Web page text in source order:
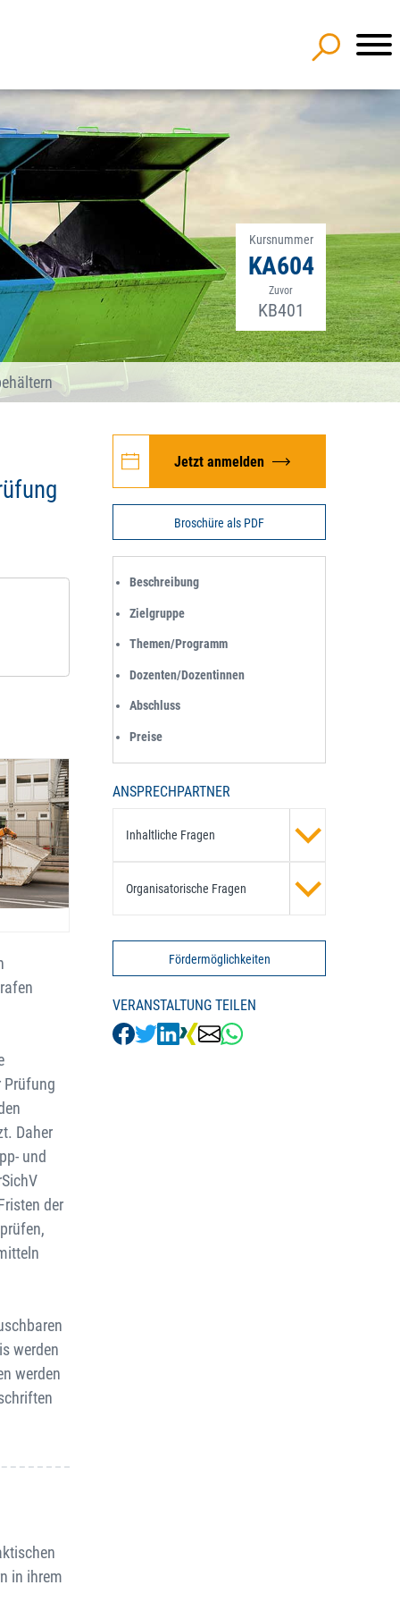
Kursnummer
KA604
Zuvor
KB401
Prüfung
Daher
und
der
werden
werden
in ihrem
Jetzt anmelden
Broschüre als PDF
Beschreibung
Zielgruppe
Themen/Programm
Dozenten/Dozentinnen
Abschluss
Preise
ANSPRECHPARTNER
Inhaltliche Fragen
Organisatorische Fragen
Fördermöglichkeiten
VERANSTALTUNG TEILEN